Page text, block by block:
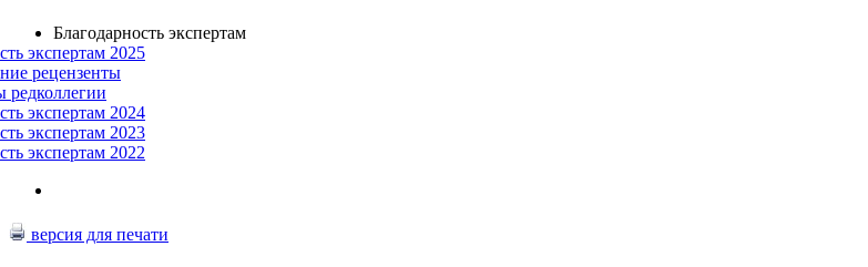
Благодарность экспертам
экспертам 2025
рецензенты
редколлегии
экспертам 2024
экспертам 2023
экспертам 2022
версия для печати